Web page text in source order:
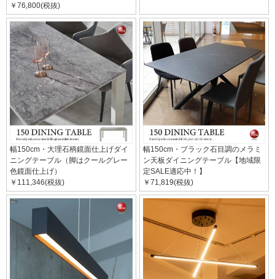
￥76,800(税抜)
幅150cm・大理石柄鏡面仕上げダイ
ニングテーブル（脚はクールグレー
色鏡面仕上げ）
￥111,346(税抜)
幅150cm・ブラック石目調のメラミ
ン天板ダイニングテーブル【地域限
定SALE適応中！】
￥71,819(税抜)